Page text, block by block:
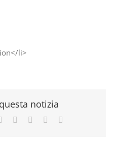
li>
notizia
LinkedIn
TumblrPinterest